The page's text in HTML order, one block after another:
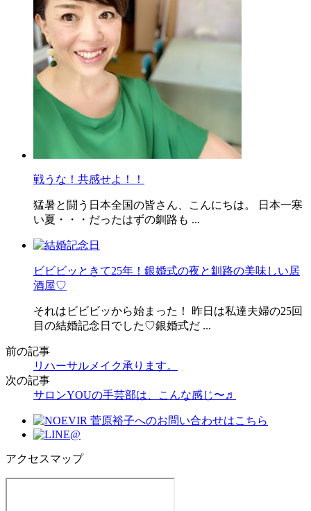
戦うな！共感せよ！！
猛暑と闘う日本全国の皆さん、こんにちは。 日本一寒
い夏・・・だったはずの釧路も ...
ビビビッときて25年！銀婚式の夜と釧路の美味しい居
酒屋♡
それはビビビッから始まった！ 昨日は私達夫婦の25回
目の結婚記念日でした♡銀婚式だ ...
前の記事
リハーサルメイク承ります。
次の記事
サロンYOUの手芸部は、こんな感じ〜♬
アクセスマップ